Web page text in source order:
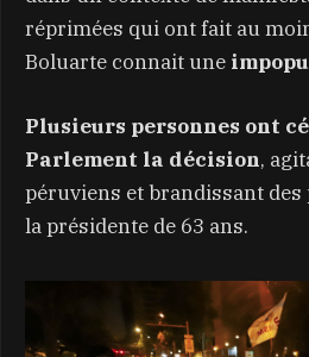
réprimées qui ont fait au
Boluarte connait une
Plusieurs personnes ont
Parlement la décision,
péruviens et brandissant
la présidente de 63 ans.